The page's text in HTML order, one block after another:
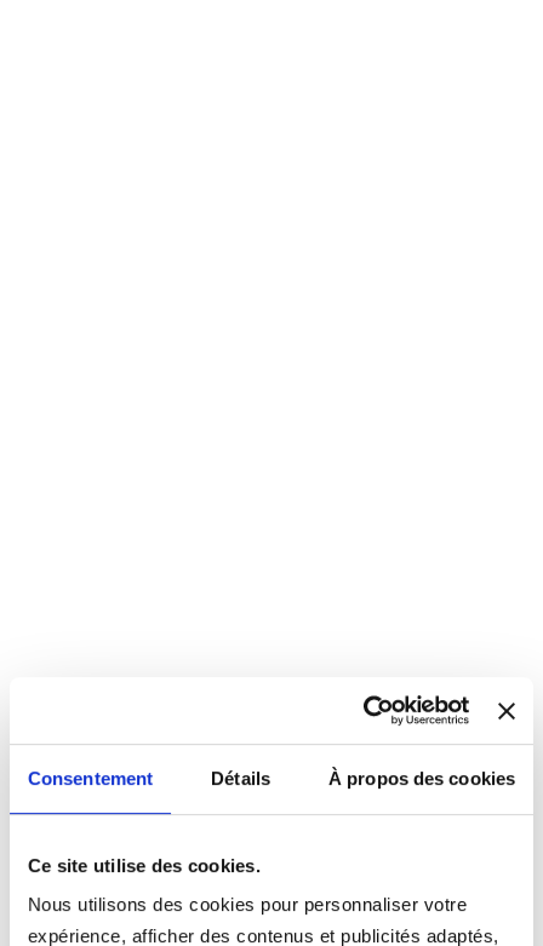
Consentement Détails À propos des cookies
Ce site utilise des cookies.
Nous utilisons des cookies pour personnaliser votre
expérience, afficher des contenus et publicités adaptés,